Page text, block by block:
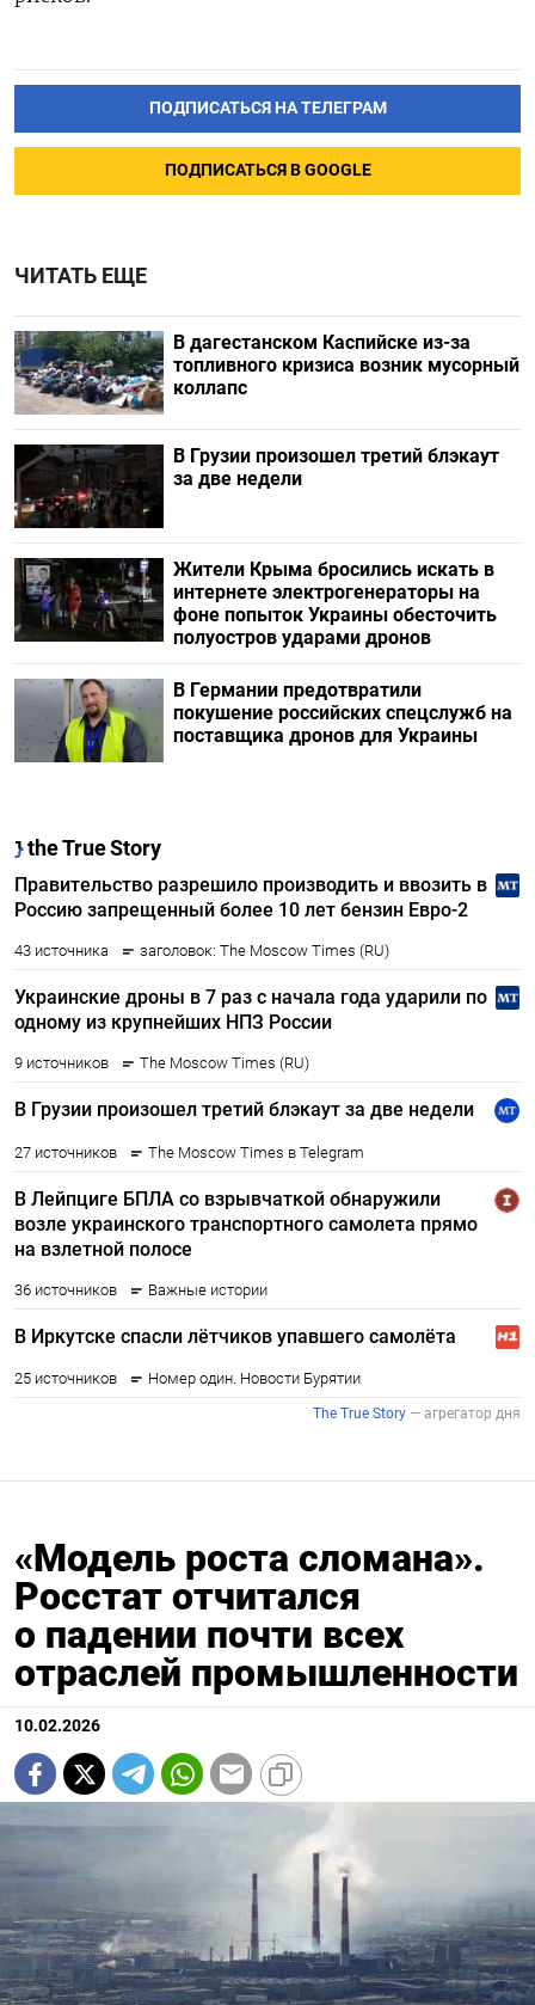
ПОДПИСАТЬСЯ НА ТЕЛЕГРАМ
ПОДПИСАТЬСЯ В GOOGLE
ЧИТАТЬ ЕЩЕ
В дагестанском Каспийске из-за
топливного кризиса возник мусорный
коллапс
В Грузии произошел третий блэкаут
за две недели
Жители Крыма бросились искать в
интернете электрогенераторы на
фоне попыток Украины обесточить
полуостров ударами дронов
В Германии предотвратили
покушение российских спецслужб на
поставщика дронов для Украины
«Модель роста сломана».
Росстат отчитался
о падении почти всех
отраслей промышленности
10.02.2026